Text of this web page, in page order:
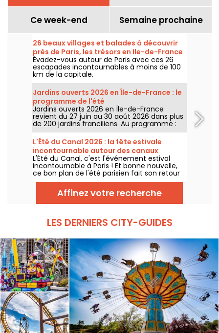
Ce week-end Semaine prochaine
26 beaux villages et balades à découvrir
près de Paris, les trésors en Ile-de-France
Évadez-vous autour de Paris avec ces 26
escapades incontournables à moins de 100
km de la capitale.
Jardins ouverts 2026 en Île-de-France : le
programme de l'été
Jardins ouverts 2026 en Île-de-France
revient du 27 juin au 30 août 2026 dans plus
de 200 jardins franciliens. Au programme :
concerts, spectacles, visites, ateliers et
installations artistiques.
L'Été du Canal 2026 : la fête estivale
incontournable autour des canaux
parisiens, dates & programme
L'Été du Canal, c'est l'événement estival
incontournable à Paris ! Et bonne nouvelle,
ce bon plan de l'été parisien fait son retour
du 27 juin au 9 août 2026. Au programme de
cette édition : ateliers gratuits, street art,
cinéma en plein air et balades le long des
canaux.
Affinez votre recherche
LES DERNIERS CITY-GUIDES